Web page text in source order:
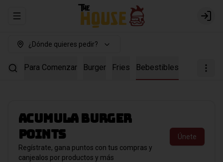
Abrir menu de navegación Login
¿Dónde quieres pedir?
Para Comenzar Burger Fries Bebestibles
AcumulaBurger
points
Regístrate, gana puntos con tus compras y
canjealos por productos y más
Únete